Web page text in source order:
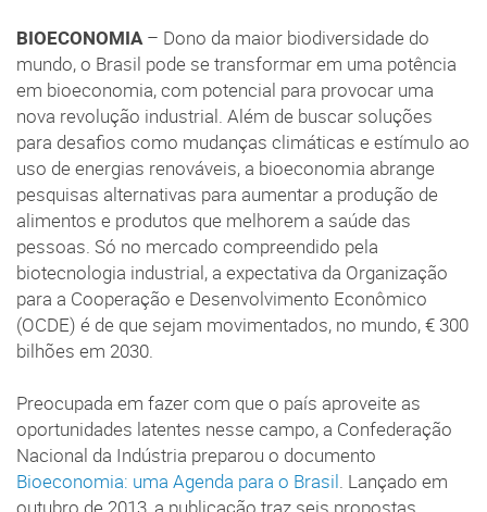
BIOECONOMIA– Dono da maior biodiversidade do
mundo, o Brasil pode se transformar em uma potência
em bioeconomia, com potencial para provocar uma
nova revolução industrial. Além de buscar soluções
para desafios como mudanças climáticas e estímulo ao
uso de energias renováveis, a bioeconomia abrange
pesquisas alternativas para aumentar a produção de
alimentos e produtos que melhorem a saúde das
pessoas. Só no mercado compreendido pela
biotecnologia industrial, a expectativa da Organização
para a Cooperação e Desenvolvimento Econômico
(OCDE) é de que sejam movimentados, no mundo, € 300
bilhões em 2030.
Preocupada em fazer com que o país aproveite as
oportunidades latentes nesse campo, a Confederação
Nacional da Indústria preparou o documento
Bioeconomia: uma Agenda para o Brasil. Lançado em